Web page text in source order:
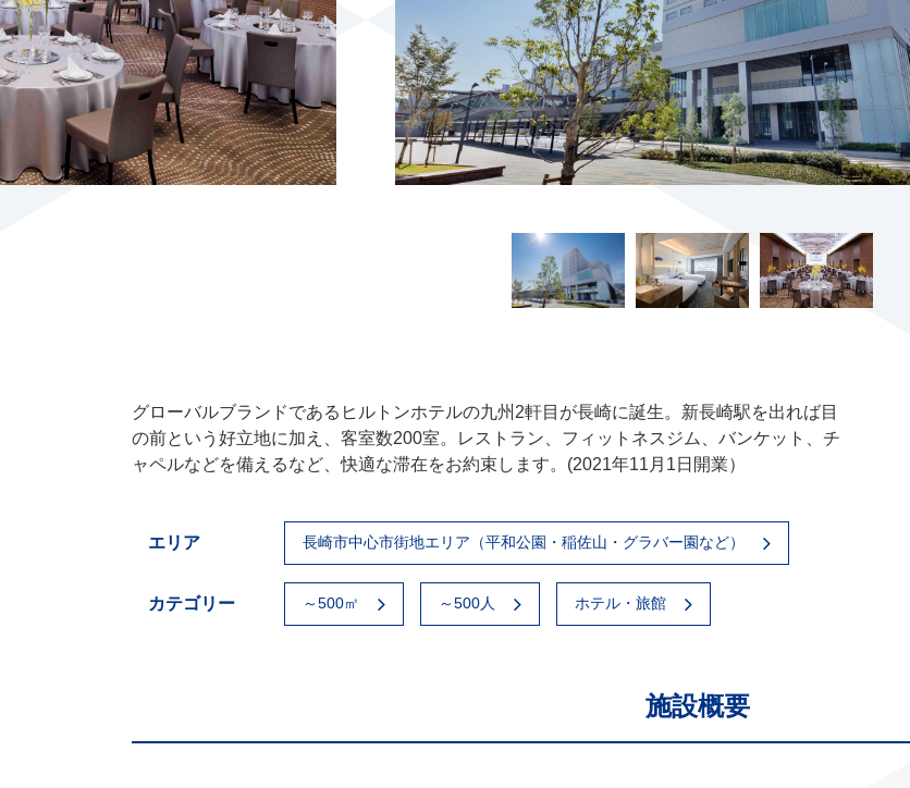
グローバルブランドであるヒルトンホテルの九州2軒目が長崎に誕生。新長崎駅を出れば目
の前という好立地に加え、客室数200室。レストラン、フィットネスジム、バンケット、チ
ャペルなどを備えるなど、快適な滞在をお約束します。(2021年11月1日開業）
エリア 長崎市中心市街地エリア（平和公園・稲佐山・グラバー園など）
カテゴリー ～500㎡ ～500人 ホテル・旅館
施設概要